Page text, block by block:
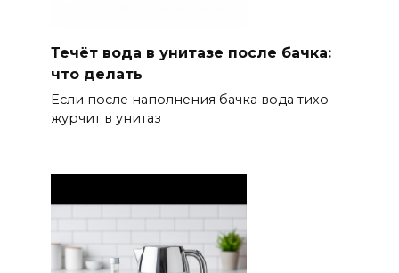
Течёт вода в унитазе после бачка:
что делать
Если после наполнения бачка вода тихо
журчит в унитаз